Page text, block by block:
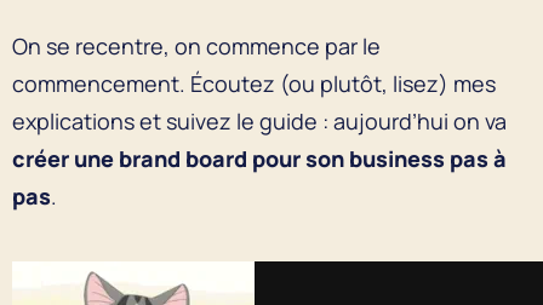
On se recentre, on commence par le
commencement. Écoutez (ou plutôt, lisez) mes
explications et suivez le guide : aujourd’hui on va
créer une brand board pour son business pas à
pas.